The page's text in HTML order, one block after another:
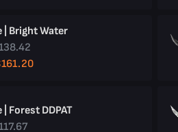
Bright Water
Forest DDPAT